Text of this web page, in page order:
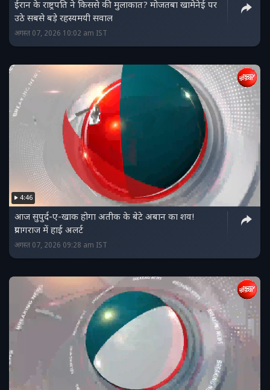
ईरान के राष्ट्रपति ने किससे की मुलाकात? मोजतबा खामेनेई पर
उठे सबसे बड़े रहस्यमयी सवाल
अगस्त 07, 2026 10:02 am IST
4:46
आज सुपुर्द-ए-खाक होगा अतीक के बेटे अबान का शव!
प्रयागराज में हाई अलर्ट
अगस्त 07, 2026 09:28 am IST